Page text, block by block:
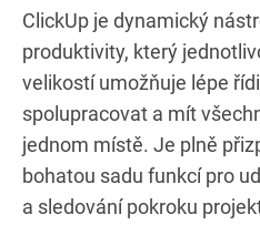
ClickUp je dynamický
produktivity, který
velikostí umožňuje lépe
spolupracovat a mít
jednom místě. Je plně
bohatou sadu funkcí pro
a sledování pokroku